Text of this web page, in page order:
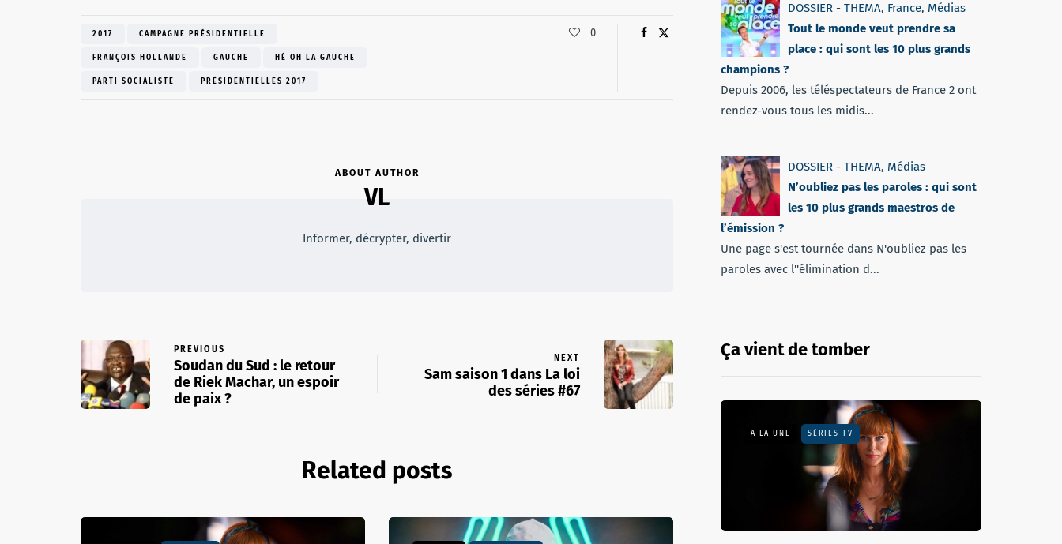
2017 CAMPAGNE PRÉSIDENTIELLE
FRANÇOIS HOLLANDE GAUCHE HÉ OH LA GAUCHE
PARTI SOCIALISTE PRÉSIDENTIELLES 2017
0
ABOUT AUTHOR
VL
Informer, décrypter, divertir
PREVIOUS
Soudan du Sud : le retour
de Riek Machar, un espoir
de paix ?
NEXT
Sam saison 1 dans La loi
des séries #67
Related posts
DOSSIER - THEMA, France, Médias
Tout le monde veut prendre sa
place : qui sont les 10 plus grands
champions ?
Depuis 2006, les téléspectateurs de France 2 ont
rendez-vous tous les midis...
DOSSIER - THEMA, Médias
N’oubliez pas les paroles : qui sont
les 10 plus grands maestros de
l’émission ?
Une page s'est tournée dans N'oubliez pas les
paroles avec l''élimination d...
Ça vient de tomber
A LA UNE SÉRIES TV